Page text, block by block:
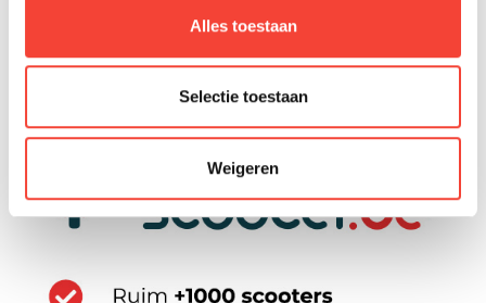
Alles toestaan
Selectie toestaan
Weigeren